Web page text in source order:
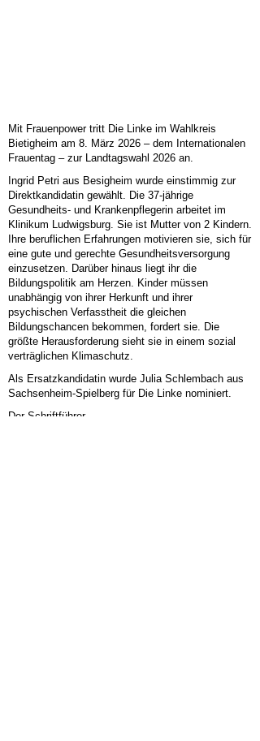
Mit Frauenpower tritt Die Linke im Wahlkreis
Bietigheim am 8. März 2026 – dem Internationalen
Frauentag – zur Landtagswahl 2026 an.
Ingrid Petri aus Besigheim wurde einstimmig zur
Direktkandidatin gewählt. Die 37-jährige
Gesundheits- und Krankenpflegerin arbeitet im
Klinikum Ludwigsburg. Sie ist Mutter von 2 Kindern.
Ihre beruflichen Erfahrungen motivieren sie, sich für
eine gute und gerechte Gesundheitsversorgung
einzusetzen. Darüber hinaus liegt ihr die
Bildungspolitik am Herzen. Kinder müssen
unabhängig von ihrer Herkunft und ihrer
psychischen Verfasstheit die gleichen
Bildungschancen bekommen, fordert sie. Die
größte Herausforderung sieht sie in einem sozial
verträglichen Klimaschutz.
Als Ersatzkandidatin wurde Julia Schlembach aus
Sachsenheim-Spielberg für Die Linke nominiert.
Der Schriftführer